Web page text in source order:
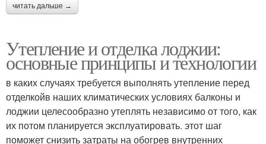
читать дальше →
Утепление и отделка лоджии:
основные принципы и технологии
в каких случаях требуется выполнять утепление перед
отделкойв наших климатических условиях балконы и
лоджии целесообразно утеплять независимо от того, как
их потом планируется эксплуатировать. этот шаг
поможет снизить затраты на обогрев внутренних